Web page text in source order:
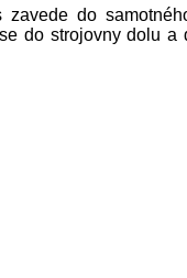
zavede do
do strojovny dolu a